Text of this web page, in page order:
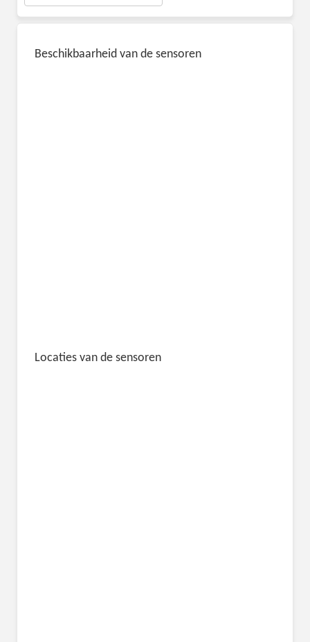
Beschikbaarheid van de sensoren
Locaties van de sensoren